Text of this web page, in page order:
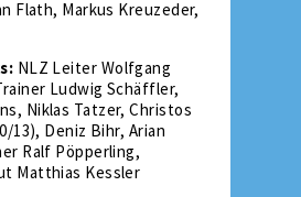
Flath, Markus Kreuzeder,
NLZ Leiter Wolfgang
Ludwig Schäffler,
Niklas Tatzer, Christos
13), Deniz Bihr, Arian
Ralf Pöpperling,
Matthias Kessler